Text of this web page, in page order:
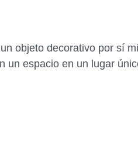
objeto decorativo por sí
un espacio en un lugar